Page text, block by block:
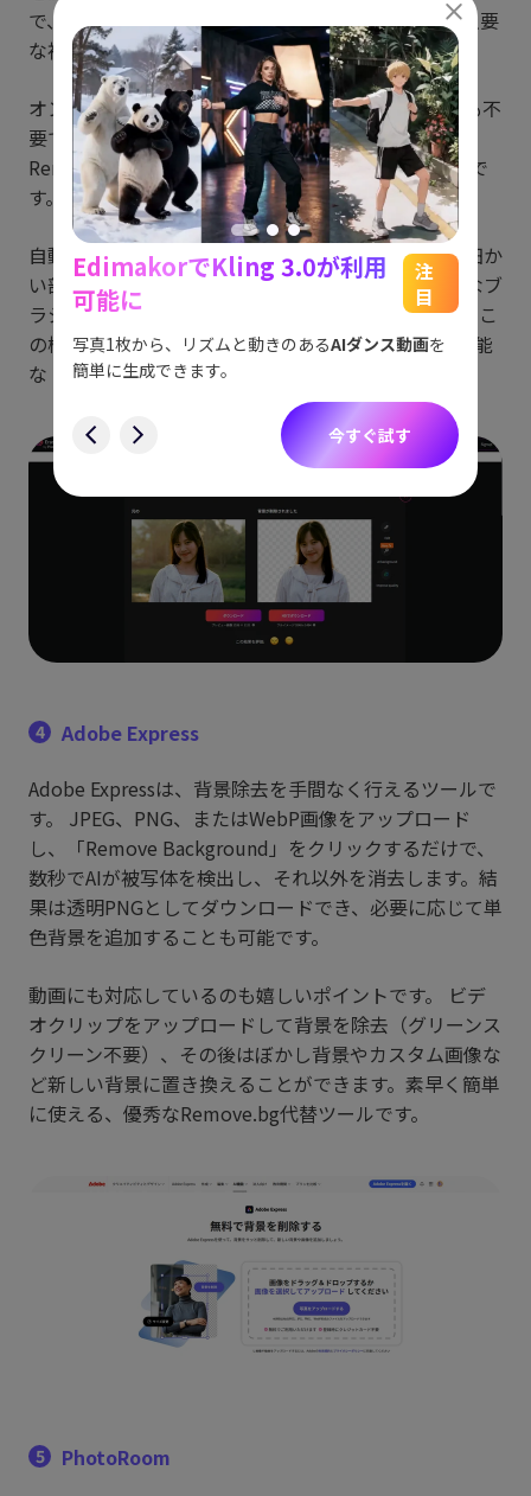
で、AIが自動的に処理を開始。数秒で背景が消え、主要
な被写体をしっかりと認識して切り抜いてくれます。
オンラインで無料で利用でき、ダウンロードや登録も不
要です。 そのため、手軽に素早く編集できる
Remove.bgの無料代替サービスとして有力な選択肢で
す。
自動切り抜きが完璧でない場合、特に髪や輪郭など細か
い部分は、自分で手直しできます。Pixlrには基本的なブ
ラシツールが備わっており、効果を微調整可能です。こ
の機能は、シンプルな「X」バージョンと、より高機能
な「E」バージョンの両方で利用できます。
4
Adobe Express
Adobe Expressは、背景除去を手間なく行えるツールで
す。 JPEG、PNG、またはWebP画像をアップロード
し、「Remove Background」をクリックするだけで、
数秒でAIが被写体を検出し、それ以外を消去します。結
果は透明PNGとしてダウンロードでき、必要に応じて単
色背景を追加することも可能です。
動画にも対応しているのも嬉しいポイントです。 ビデ
オクリップをアップロードして背景を除去（グリーンス
クリーン不要）、その後はぼかし背景やカスタム画像な
ど新しい背景に置き換えることができます。素早く簡単
に使える、優秀なRemove.bg代替ツールです。
5
PhotoRoom
スム
EdimakorでKling 3.0が利用
可能に
注
目
写真1枚から、リズムと動きのあるAIダンス動画を
簡単に生成できます。
今すぐ試す
アイ
ョッ